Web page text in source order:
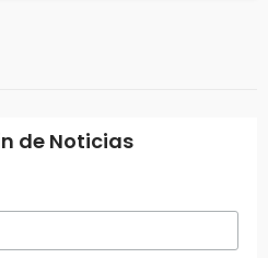
de Noticias